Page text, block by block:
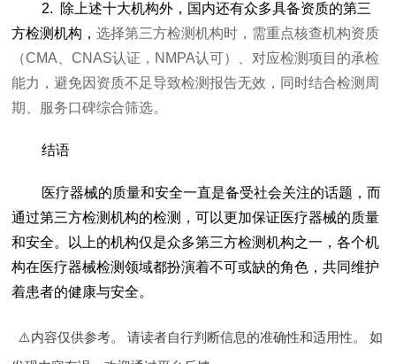
2. 除上述十大机构外，国内还有众多具备资质的第三
方检测机构，选择第三方检测机构时，需重点核查机构资质
（CMA、CNAS认证，NMPA认可）、对应检测项目的承检
能力，避免因资质不足导致检测报告无效，同时结合检测周
期、服务口碑综合筛选。
结语
医疗器械的质量和安全一直是备受社会关注的话题，而
通过第三方检测机构的检测，可以更加保证医疗器械的质量
和安全。以上的机构仅是众多第三方检测机构之一，各个机
构在医疗器械检测领域都扮演着不可或缺的角色，共同维护
着患者的健康与安全。
⚠️内容仅供参考。 请读者自行判断信息的准确性和适用性。 如